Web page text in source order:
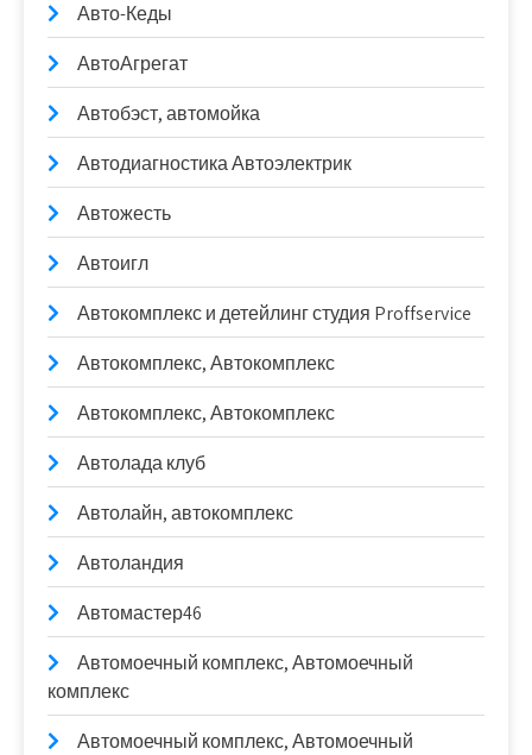
Авто-Кеды
АвтоАгрегат
Автобэст, автомойка
Автодиагностика Автоэлектрик
Автожесть
Автоигл
Автокомплекс и детейлинг студия Proffservice
Автокомплекс, Автокомплекс
Автокомплекс, Автокомплекс
Автолада клуб
Автолайн, автокомплекс
Автоландия
Автомастер46
Автомоечный комплекс, Автомоечный
комплекс
Автомоечный комплекс, Автомоечный